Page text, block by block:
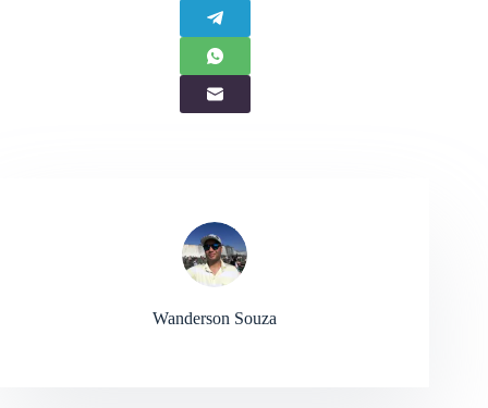
Wanderson Souza